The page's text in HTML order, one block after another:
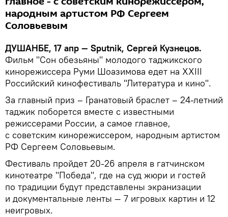
народным артистом РФ Сергеем
Соловьевым
ДУШАНБЕ, 17 апр — Sputnik, Сергей Кузнецов.
Фильм "Сон обезьяны" молодого таджикского
кинорежиссера Руми Шоазимова едет на XXIII
Российский кинофестиваль "Литература и кино".
За главный приз – Гранатовый браслет – 24-летний
таджик поборется вместе с известными
режиссерами России, а самое главное,
с советским кинорежиссером, народным артистом
РФ Сергеем Соловьевым.
Фестиваль пройдет 20-26 апреля в гатчинском
кинотеатре "Победа", где на суд жюри и гостей
по традиции будут представлены экранизации
и документальные ленты — 7 игровых картин и 12
неигровых.